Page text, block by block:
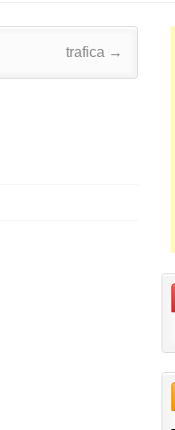
trafica →